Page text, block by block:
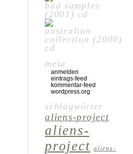
bad samples
(2001) cd
australian
collection (2000)
cd
meta
anmelden
eintrags-feed
kommentar-feed
wordpress.org
schlagwörter
aliens-project
aliens-
project
aliens-